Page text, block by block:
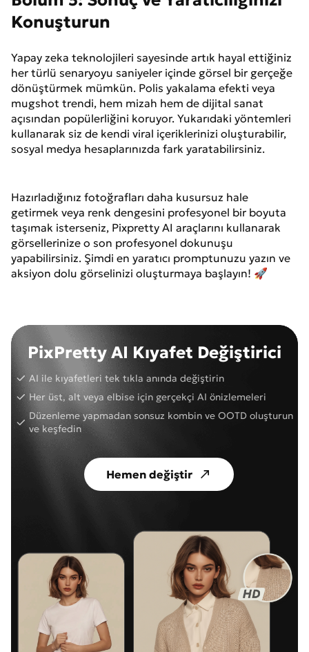
Konuşturun
Yapay zeka teknolojileri sayesinde artık hayal ettiğiniz
her türlü senaryoyu saniyeler içinde görsel bir gerçeğe
dönüştürmek mümkün. Polis yakalama efekti veya
mugshot trendi, hem mizah hem de dijital sanat
açısından popülerliğini koruyor. Yukarıdaki yöntemleri
kullanarak siz de kendi viral içeriklerinizi oluşturabilir,
sosyal medya hesaplarınızda fark yaratabilirsiniz.
Hazırladığınız fotoğrafları daha kusursuz hale
getirmek veya renk dengesini profesyonel bir boyuta
taşımak isterseniz, Pixpretty AI araçlarını kullanarak
görsellerinize o son profesyonel dokunuşu
yapabilirsiniz. Şimdi en yaratıcı promptunuzu yazın ve
aksiyon dolu görselinizi oluşturmaya başlayın! 🚀
PixPretty AI Kıyafet Değiştirici
AI ile kıyafetleri tek tıkla anında değiştirin
Her üst, alt veya elbise için gerçekçi AI önizlemeleri
Düzenleme yapmadan sonsuz kombin ve OOTD oluşturun
ve keşfedin
Hemen değiştir